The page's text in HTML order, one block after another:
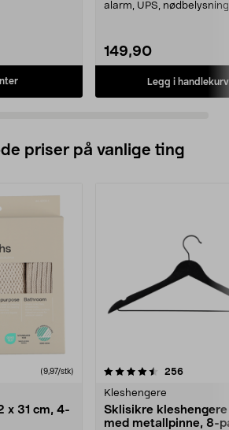
alarm, UPS,
149,90
Legg i handlekurv
priser på vanlige ting
(9,97/stk)
x 31 cm, 4-
256
Kleshengere
Sklisikre
med metallpinne, 8-
4.5av 5 stjerner